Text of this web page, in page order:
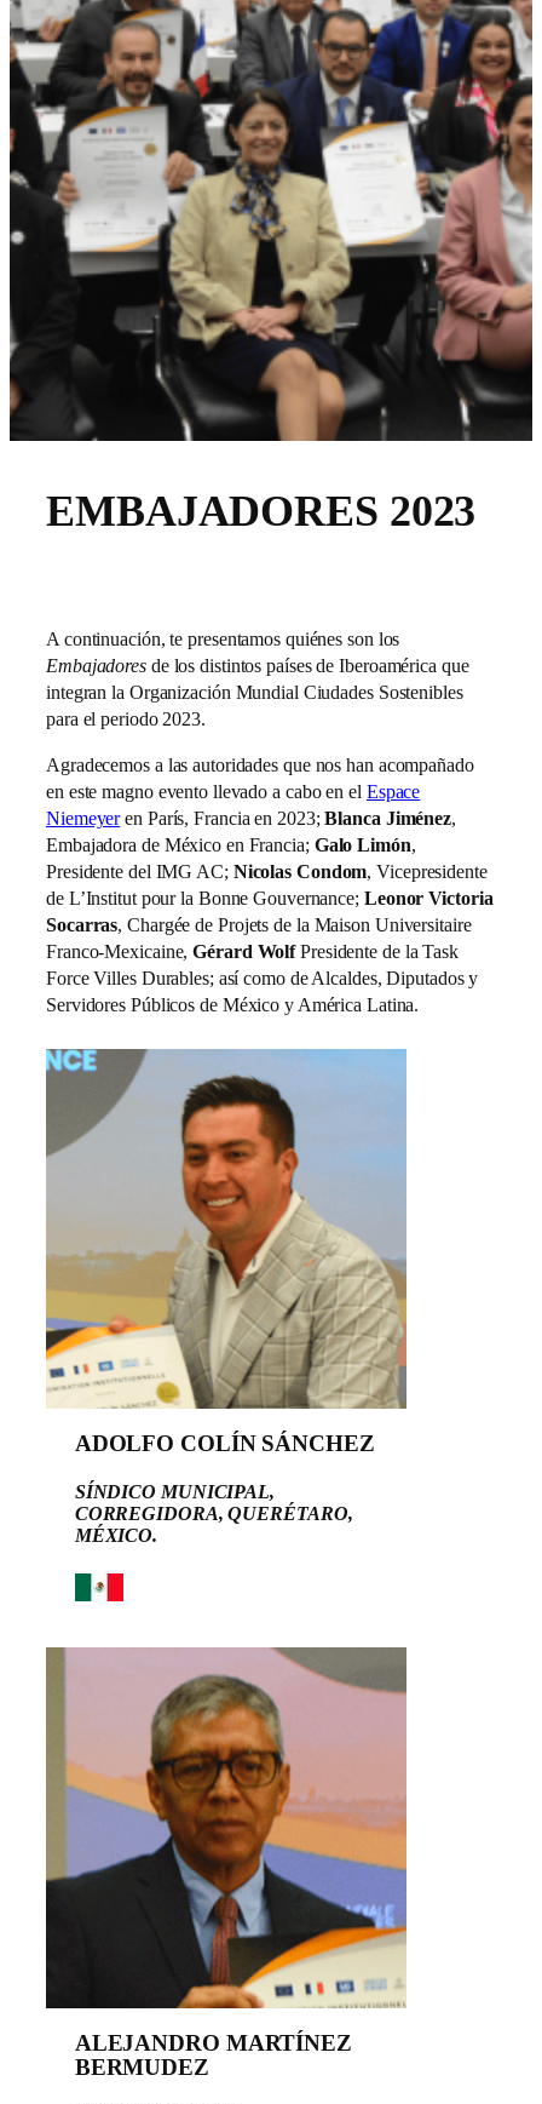
EMBAJADORES 2023
A continuación, te presentamos quiénes son los
Embajadoresde los distintos países de Iberoamérica que
integran la Organización Mundial Ciudades Sostenibles
para el periodo 2023.
Agradecemos a las autoridades que nos han acompañado
en este magno evento llevado a cabo en el Espace
Niemeyeren París, Francia en 2023;Blanca Jiménez,
Embajadora de México en Francia; Galo Limón,
Presidente del IMG AC; Nicolas Condom, Vicepresidente
de L’Institut pour la Bonne Gouvernance; Leonor Victoria
Socarras, Chargée de Projets de la Maison Universitaire
Franco-Mexicaine,Gérard WolfPresidente de la Task
Force Villes Durables; así como de Alcaldes, Diputados y
Servidores Públicos de México y América Latina.
ADOLFO COLÍN SÁNCHEZ
SÍNDICO MUNICIPAL,
CORREGIDORA, QUERÉTARO,
MÉXICO.
ALEJANDRO MARTÍNEZ
BERMUDEZ